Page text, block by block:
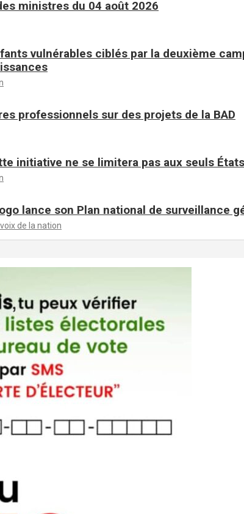
ministres du 04 août 2026
vulnérables ciblés par la deuxième
professionnels sur des projets de la BAD
initiative ne se limitera pas aux seuls
lance son Plan national de surveillance
de la nation